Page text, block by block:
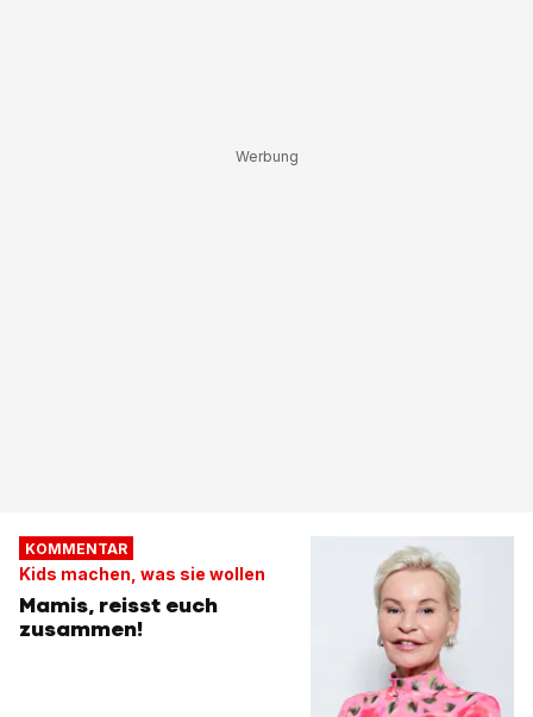
KOMMENTAR
Kids machen, was sie wollen
Mamis, reisst euch
zusammen!